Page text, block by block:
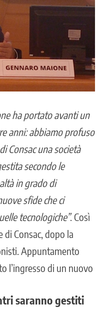
ha portato avanti un
anni: abbiamo profuso
Consac una società
secondo le
in grado di
sfide che ci
tecnologiche”. Così
di Consac, dopo la
Appuntamento
l’ingresso di un nuovo
saranno gestiti